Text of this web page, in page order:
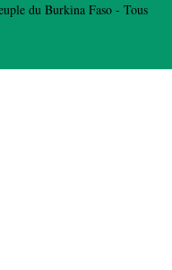
du Burkina Faso - Tous